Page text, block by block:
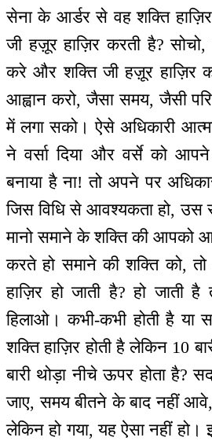
सेना के आर्डर से वह शक्ति
जी हज़ूर हाज़िर करती है?
करे और शक्ति जी हज़ूर हाज़िर
आह्वान करो, जैसा समय, जैसी
में लगा सको। ऐसे अधिकारी
ने वर्सा दिया और वर्से को
बनाया है ना! तो अपने पर
जिस विधि से आवश्यकता हो, उस
मानो समाने के शक्ति की आपको
करते हो समाने की शक्ति को,
हाज़िर हो जाती है? हो जाती
हिलाओ। कभी-कभी होती है या
शक्ति हाज़िर होती है लेकिन 10
बारी थोड़ा नीचे ऊपर होता है?
जाए, समय बीतने के बाद नहीं
लेकिन हो गया, यह ऐसा नहीं हो।